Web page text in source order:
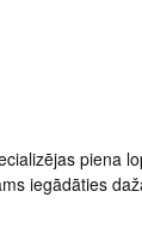
piena
iegādāties